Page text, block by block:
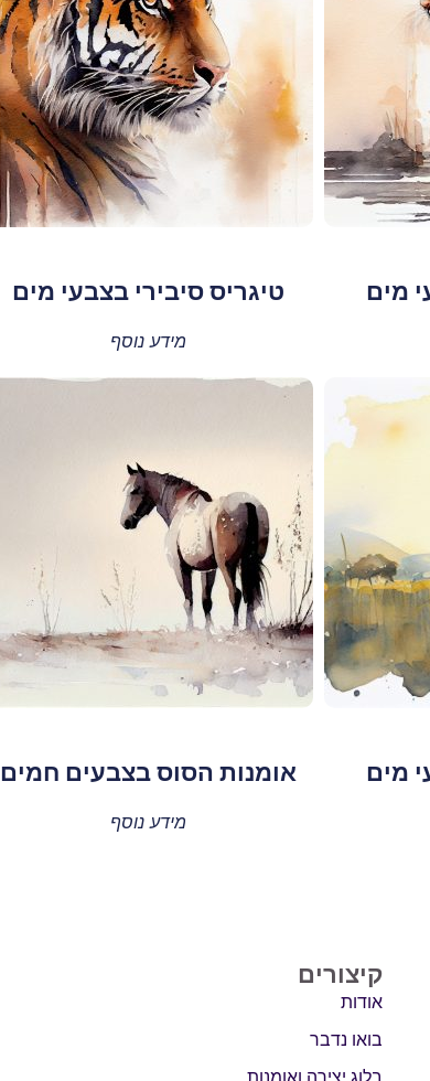
מים טיגריס סיבירי בצבעי מים
מידע נוסף
מים אומנות הסוס בצבעים חמים
מידע נוסף
קיצורים
אודות
בואו נדבר